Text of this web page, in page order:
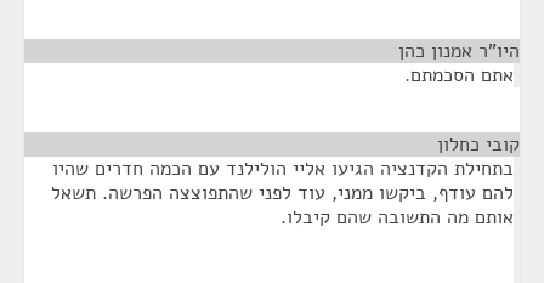
היו"ר אמנון כהן
אתם הסכמתם.
קובי כחלון
בתחילת הקדנציה הגיעו אליי הולילנד עם הכמה חדרים שהיו
להם עודף, ביקשו ממני, עוד לפני שהתפוצצה הפרשה. תשאל
אותם מה התשובה שהם קיבלו.